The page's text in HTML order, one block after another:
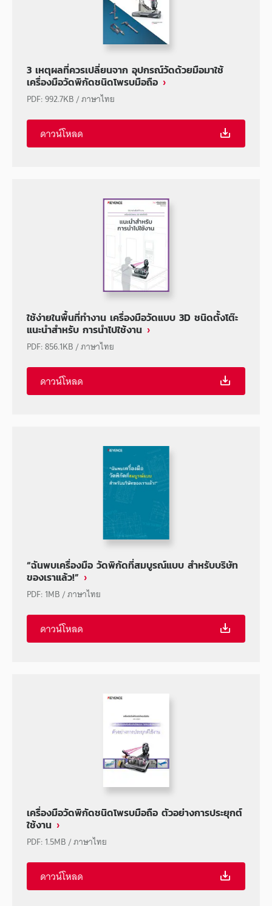
3 เหตุผลที่ควรเปลี่ยนจาก อุปกรณ์วัดด้วยมือมาใช้
เครื่องมือวัดพิกัดชนิดโพรบมือถือ
PDF:992.7KB/ภาษาไทย
ดาวน์โหลด
ใช้ง่ายในพื้นที่ทำงาน เครื่องมือวัดแบบ 3D ชนิดตั้งโต๊ะ
แนะนำสำหรับ การนำไปใช้งาน
PDF:856.1KB/ภาษาไทย
ดาวน์โหลด
“ฉันพบเครื่องมือ วัดพิกัดที่สมบูรณ์แบบ สำหรับบริษัท
ของเราแล้ว!”
PDF: 1MB/ภาษาไทย
ดาวน์โหลด
เครื่องมือวัดพิกัดชนิดโพรบมือถือ ตัวอย่างการประยุกต์
ใช้งาน
PDF: 1.5MB/ภาษาไทย
ดาวน์โหลด